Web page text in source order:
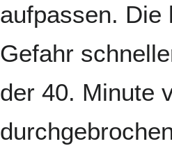
aufpassen. Die
Gefahr
der 40. Minute